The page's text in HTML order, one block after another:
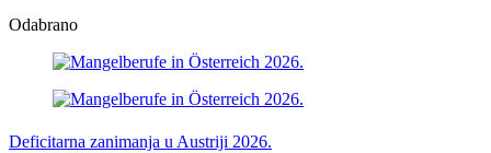
Odabrano
Deficitarna zanimanja u Austriji 2026.